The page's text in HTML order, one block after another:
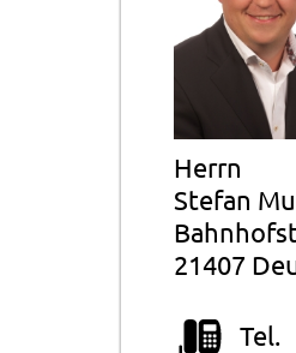
Herrn
Stefan
21407
Tel.